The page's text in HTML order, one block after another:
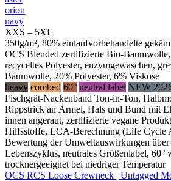
orion
navy
XXS – 5XL
350g/m², 80% einlaufvorbehandelte
OCS Blended zertifizierte Bio-
recyceltes Polyester, enzymgewaschen,
Baumwolle, 20% Polyester, 6% Viskose
heavy combed 60° neutral label NEW
Fischgrät-Nackenband Ton-in-Ton,
Rippstrick an Ärmel, Hals und Bund mit
innen angeraut, zertifizierte vegane
Hilfsstoffe, LCA-Berechnung (Life Cycle
Bewertung der Umweltauswirkungen über
Lebenszyklus, neutrales Größenlabel, 60°
trocknergeeignet bei niedriger Temperatur
OCS RCS Loose Crewneck | Untagged